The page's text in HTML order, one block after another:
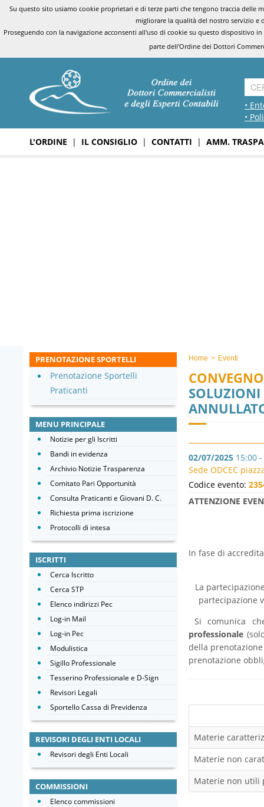
Su questo sito usiamo cookie proprietari e di terze parti che tengono traccia
migliorare la qualità del nostro servizio e
Proseguendo con la navigazione acconsenti all'uso di cookie su questo dispositivo
parte dell'Ordine dei Dottori
•
•
L'ORDINE | IL CONSIGLIO | CONTATTI | AMM.
Home > Eventi
SOLUZIONI
02/07/2025 15:00
Sede ODCEC
Codice evento:
ATTENZIONE
In fase di
La
partecipazione
Si comunica
professionale
della
prenotazione
Materie
Materie non
Materie non utili
PRENOTAZIONE SPORTELLI
Prenotazione Sportelli
Praticanti
MENU PRINCIPALE
Notizie per gli Iscritti
Bandi in evidenza
Archivio Notizie Trasparenza
Comitato Pari Opportunità
Consulta Praticanti e Giovani D. C.
Richiesta prima iscrizione
Protocolli di intesa
ISCRITTI
Cerca Iscritto
Cerca STP
Elenco indirizzi Pec
Log-in Mail
Log-in Pec
Modulistica
Sigillo Professionale
Tesserino Professionale e D-Sign
Revisori Legali
Sportello Cassa di Previdenza
REVISORI DEGLI ENTI LOCALI
Revisori degli Enti Locali
COMMISSIONI
Elenco commissioni